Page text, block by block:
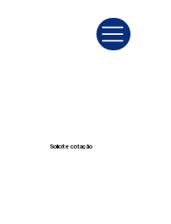
Solicite cotação